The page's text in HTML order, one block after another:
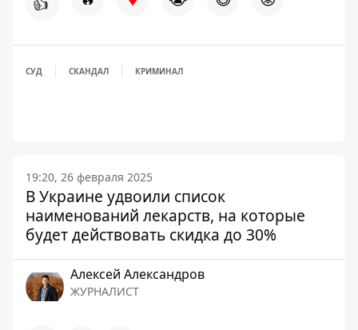
СУД СКАНДАЛ КРИМИНАЛ
19:20, 26 февраля 2025
В Украине удвоили список
наименований лекарств, на которые
будет действовать скидка до 30%
Алексей Александров
ЖУРНАЛИСТ